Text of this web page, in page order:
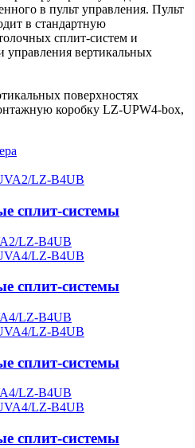
в пульт управления. Пульт
в стандартную
сплит-систем и
управления вертикальных
поверхностях
коробку LZ-UPW4-box,
сплит-системы
LZ-B4UB
сплит-системы
LZ-B4UB
сплит-системы
LZ-B4UB
сплит-системы